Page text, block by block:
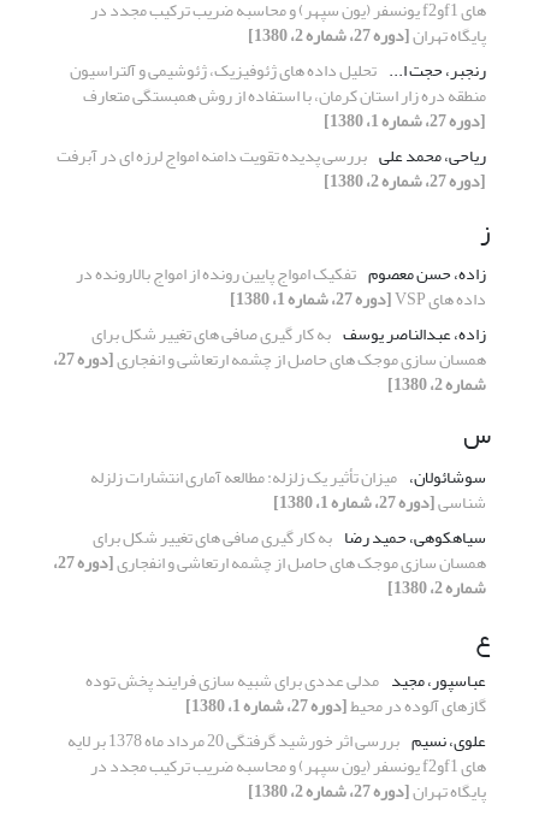
های f1وf2 یونسفر (یون سپهر) و محاسبه ضریب ترکیب مجدد در
پایگاه تهران[دوره 27، شماره 2، 1380]
رنجبر، حجت ا... تحلیل داده های ژئوفیزیک، ژئوشیمی و آلتراسیون
منطقه دره زار استان کرمان، با استفاده از روش همبستگی متعارف
[دوره 27، شماره 1، 1380]
ریاحی، محمد علی بررسی پدیده تقویت دامنه امواج لرزه ای در آبرفت
[دوره 27، شماره 2، 1380]
ز
زاده، حسن معصوم تفکیک امواج پایین رونده از امواج بالارونده در
داده های VSP
[دوره 27، شماره 1، 1380]
زاده، عبدالناصر یوسف به کار گیری صافی های تغییر شکل برای
همسان سازی موجک های حاصل از چشمه ارتعاشی و انفجاری [دوره 27،
شماره 2، 1380]
س
سوشائولان، میزان تأثیر یک زلزله: مطالعه آماری انتشارات زلزله
شناسی[دوره 27، شماره 1، 1380]
سیاهکوهی، حمید رضا به کار گیری صافی های تغییر شکل برای
همسان سازی موجک های حاصل از چشمه ارتعاشی و انفجاری [دوره 27،
شماره 2، 1380]
ع
عباسپور، مجید مدلی عددی برای شبیه سازی فرایند پخش توده
گازهای آلوده در محیط[دوره 27، شماره 1، 1380]
علوی، نسیم
بررسی اثر خورشید گرفتگی 20 مرداد ماه 1378 بر لایه
های f1وf2 یونسفر (یون سپهر) و محاسبه ضریب ترکیب مجدد در
پایگاه تهران[دوره 27، شماره 2، 1380]